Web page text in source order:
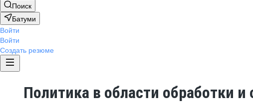
Поиск
Батуми
Войти
Войти
Создать резюме
Политика в области обработки